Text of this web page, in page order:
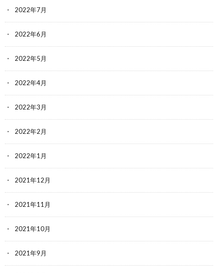
2022年7月
2022年6月
2022年5月
2022年4月
2022年3月
2022年2月
2022年1月
2021年12月
2021年11月
2021年10月
2021年9月